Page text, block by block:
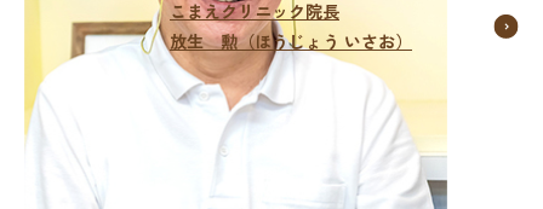
こまえクリニック院長
放生 勲（ほうじょう いさお）